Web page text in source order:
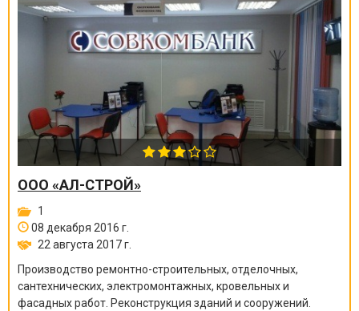
ООО «АЛ-СТРОЙ»
1
08 декабря 2016 г.
22 августа 2017 г.
Производство ремонтно-строительных, отделочных,
сантехнических, электромонтажных, кровельных и
фасадных работ. Реконструкция зданий и сооружений.